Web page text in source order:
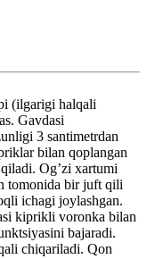
(ilgarigi halqali
Gavdasi
3 santimetrdan
bilan qoplangan
Og’zi xartumi
tomonida bir juft qili
ichagi joylashgan.
kiprikli voronka bilan
bajaradi.
chiqariladi. Qon